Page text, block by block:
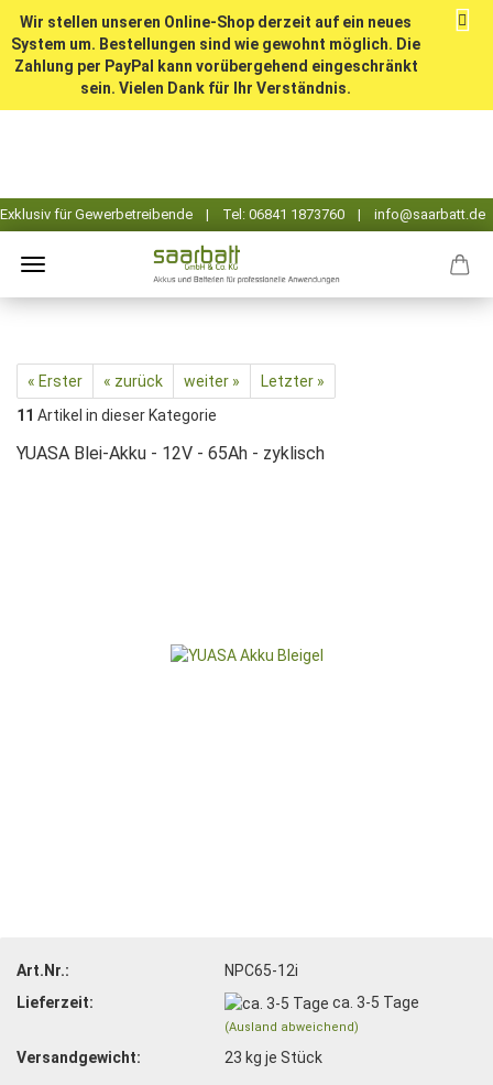
Wir stellen unseren Online-Shop derzeit auf ein neues
System um. Bestellungen sind wie gewohnt möglich. Die
Zahlung per PayPal kann vorübergehend eingeschränkt
sein. Vielen Dank für Ihr Verständnis.
« Erster « zurück weiter »
Letzter »
11 Artikel in dieser Kategorie
YUASA Blei-Akku - 12V - 65Ah - zyklisch
Art.Nr.:
NPC65-12i
Lieferzeit:
ca. 3-5 Tage
(Ausland abweichend)
Versandgewicht: 23 kg je Stück